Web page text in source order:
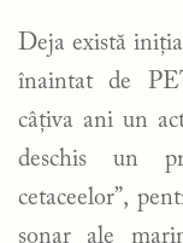
Deja există
înaintat de
câțiva ani un
deschis un
cetaceelor”,
sonar ale